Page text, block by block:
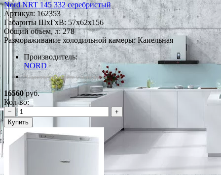
Nord NRT 145 332 серебристый
Артикул:162353
Габариты ШxГxВ: 57x62x156
Общий объем, л: 278
Размораживание холодильной камеры: Капельная
Производитель:
NORD
*Наличие уточняйте у менеджера
16560руб.
Кол-во:
−
+
Купить